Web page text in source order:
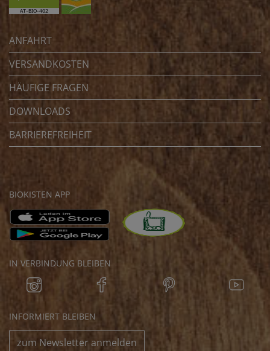
ANFAHRT
VERSANDKOSTEN
HÄUFIGE FRAGEN
DOWNLOADS
BARRIEREFREIHEIT
BIOKISTEN APP
IN VERBINDUNG BLEIBEN
INFORMIERT BLEIBEN
zum Newsletter anmelden